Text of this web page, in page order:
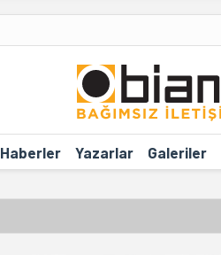
Haberler Yazarlar Galeriler